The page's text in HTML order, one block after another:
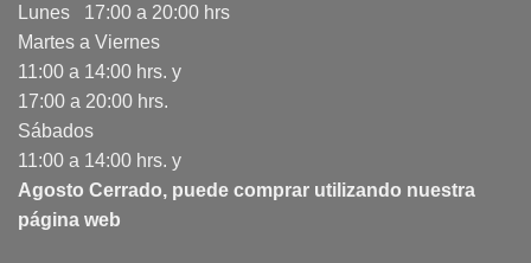
Lunes 17:00 a 20:00 hrs
Martes a Viernes
11:00 a 14:00 hrs. y
17:00 a 20:00 hrs.
Sábados
11:00 a 14:00 hrs. y
Agosto Cerrado, puede comprar utilizando nuestra
página web